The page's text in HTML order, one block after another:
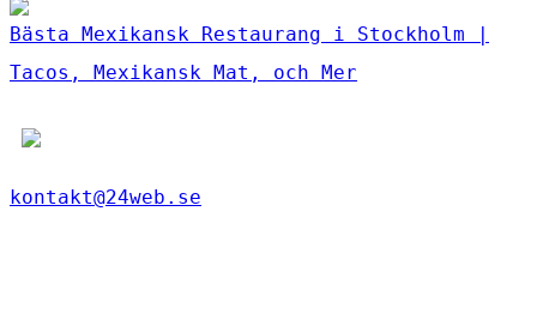
Bästa Mexikansk Restaurang i Stockholm |
Tacos, Mexikansk Mat, och Mer
kontakt@24web.se